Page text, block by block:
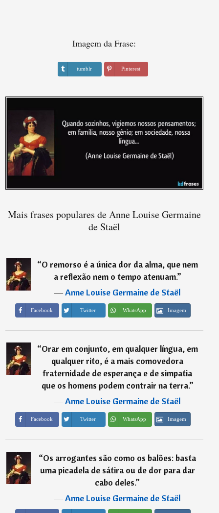
Imagem da Frase:
tumblr Pinterest
Mais frases populares de Anne Louise Germaine
de Staël
“O remorso é a única dor da alma, que nem
a reflexão nem o tempo atenuam.”
―Anne Louise Germaine de Staël
Facebook Twitter WhatsApp Imagem
“Orar em conjunto, em qualquer língua, em
qualquer rito, é a mais comovedora
fraternidade de esperança e de simpatia
que os homens podem contrair na terra.”
―Anne Louise Germaine de Staël
Facebook Twitter WhatsApp Imagem
“Os arrogantes são como os balões: basta
uma picadela de sátira ou de dor para dar
cabo deles.”
―Anne Louise Germaine de Staël